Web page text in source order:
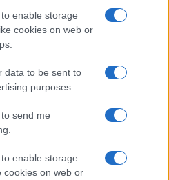
enable storage
cookies on web or
data to be sent to
purposes.
send me
enable storage
cookies on web or
igrišče v Vuzenici: Naj se
odštevanje do prvega servisa